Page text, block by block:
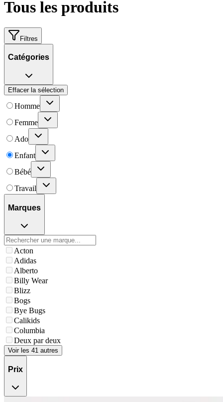
Tous les produits
Filtres
Catégories
Effacer la sélection
Homme
Femme
Ado
Enfant
Bébé
Travail
Marques
Acton
Adidas
Alberto
Billy Wear
Blizz
Bogs
Bye Bugs
Calikids
Columbia
Deux par deux
Voir les 41 autres
Prix